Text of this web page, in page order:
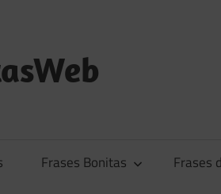
Frases Bonitas Frases